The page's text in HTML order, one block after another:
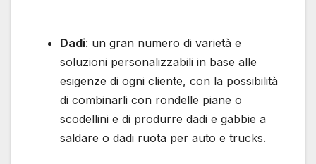
Dadi: un gran numero di varietà e
soluzioni personalizzabili in base alle
esigenze di ogni cliente, con la possibilità
di combinarli con rondelle piane o
scodellini e di produrre dadi e gabbie a
saldare o dadi ruota per auto e trucks.